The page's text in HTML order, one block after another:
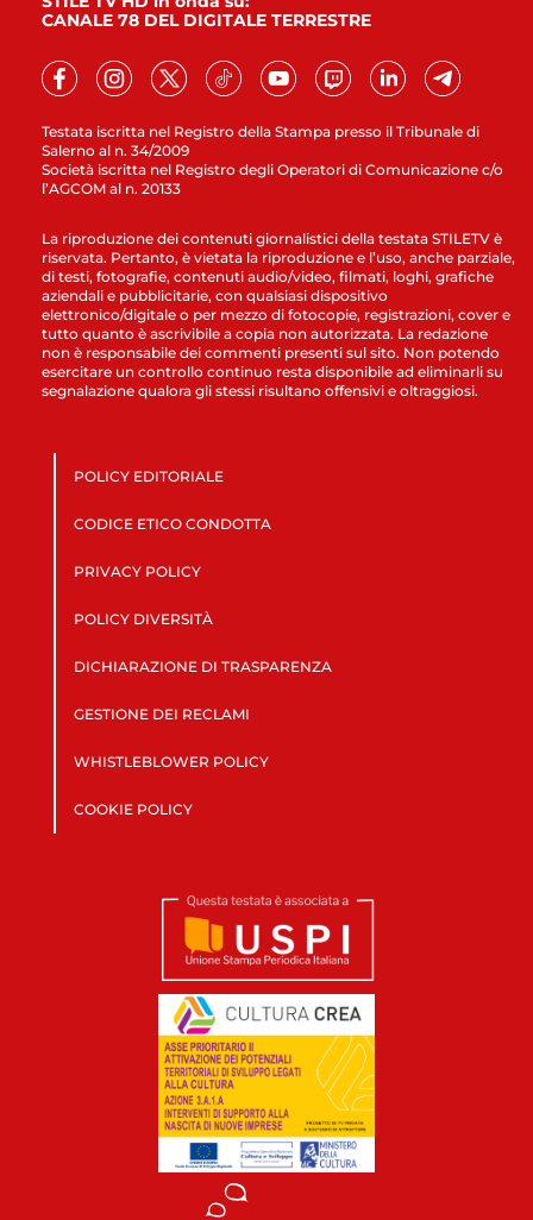
Testata iscritta nel Registro della Stampa presso il Tribunale di
Salerno al n. 34/2009
Società iscritta nel Registro degli Operatori di Comunicazione c/o
l’AGCOM al n. 20133
CANALE 78 DEL DIGITALE TERRESTRE
La riproduzione dei contenuti giornalistici della testata STILETV è
riservata. Pertanto, è vietata la riproduzione e l’uso, anche parziale,
di testi, fotografie, contenuti audio/video, filmati, loghi, grafiche
aziendali e pubblicitarie, con qualsiasi dispositivo
elettronico/digitale o per mezzo di fotocopie, registrazioni, cover e
tutto quanto è ascrivibile a copia non autorizzata. La redazione
non è responsabile dei commenti presenti sul sito. Non potendo
esercitare un controllo continuo resta disponibile ad eliminarli su
segnalazione qualora gli stessi risultano offensivi e oltraggiosi.
POLICY EDITORIALE
CODICE ETICO CONDOTTA
PRIVACY POLICY
POLICY DIVERSITÀ
DICHIARAZIONE DI TRASPARENZA
GESTIONE DEI RECLAMI
WHISTLEBLOWER POLICY
COOKIE POLICY